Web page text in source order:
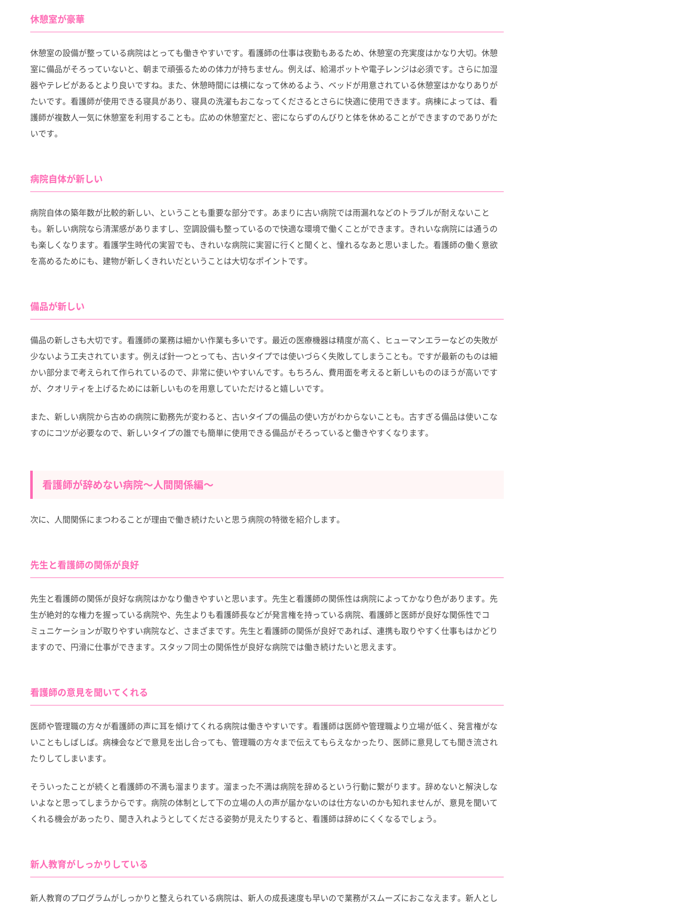
休憩室が豪華
休憩室の設備が整っている病院はとっても働きやすいです。看護師の仕事は夜勤もあるため、休憩室の充実度はかなり大切。休憩
室に備品がそろっていないと、朝まで頑張るための体力が持ちません。例えば、給湯ポットや電子レンジは必須です。さらに加湿
器やテレビがあるとより良いですね。また、休憩時間には横になって休めるよう、ベッドが用意されている休憩室はかなりありが
たいです。看護師が使用できる寝具があり、寝具の洗濯もおこなってくださるとさらに快適に使用できます。病棟によっては、看
護師が複数人一気に休憩室を利用することも。広めの休憩室だと、密にならずのんびりと体を休めることができますのでありがた
いです。
病院自体が新しい
病院自体の築年数が比較的新しい、ということも重要な部分です。あまりに古い病院では雨漏れなどのトラブルが耐えないこと
も。新しい病院なら清潔感がありますし、空調設備も整っているので快適な環境で働くことができます。きれいな病院には通うの
も楽しくなります。看護学生時代の実習でも、きれいな病院に実習に行くと聞くと、憧れるなあと思いました。看護師の働く意欲
を高めるためにも、建物が新しくきれいだということは大切なポイントです。
備品が新しい
備品の新しさも大切です。看護師の業務は細かい作業も多いです。最近の医療機器は精度が高く、ヒューマンエラーなどの失敗が
少ないよう工夫されています。例えば針一つとっても、古いタイプでは使いづらく失敗してしまうことも。ですが最新のものは細
かい部分まで考えられて作られているので、非常に使いやすいんです。もちろん、費用面を考えると新しいもののほうが高いです
が、クオリティを上げるためには新しいものを用意していただけると嬉しいです。
また、新しい病院から古めの病院に勤務先が変わると、古いタイプの備品の使い方がわからないことも。古すぎる備品は使いこな
すのにコツが必要なので、新しいタイプの誰でも簡単に使用できる備品がそろっていると働きやすくなります。
看護師が辞めない病院～人間関係編～
次に、人間関係にまつわることが理由で働き続けたいと思う病院の特徴を紹介します。
先生と看護師の関係が良好
先生と看護師の関係が良好な病院はかなり働きやすいと思います。先生と看護師の関係性は病院によってかなり色があります。先
生が絶対的な権力を握っている病院や、先生よりも看護師長などが発言権を持っている病院、看護師と医師が良好な関係性でコ
ミュニケーションが取りやすい病院など、さまざまです。先生と看護師の関係が良好であれば、連携も取りやすく仕事もはかどり
ますので、円滑に仕事ができます。スタッフ同士の関係性が良好な病院では働き続けたいと思えます。
看護師の意見を聞いてくれる
医師や管理職の方々が看護師の声に耳を傾けてくれる病院は働きやすいです。看護師は医師や管理職より立場が低く、発言権がな
いこともしばしば。病棟会などで意見を出し合っても、管理職の方々まで伝えてもらえなかったり、医師に意見しても聞き流され
たりしてしまいます。
そういったことが続くと看護師の不満も溜まります。溜まった不満は病院を辞めるという行動に繋がります。辞めないと解決しな
いよなと思ってしまうからです。病院の体制として下の立場の人の声が届かないのは仕方ないのかも知れませんが、意見を聞いて
くれる機会があったり、聞き入れようとしてくださる姿勢が見えたりすると、看護師は辞めにくくなるでしょう。
新人教育がしっかりしている
新人教育のプログラムがしっかりと整えられている病院は、新人の成長速度も早いので業務がスムーズにおこなえます。新人とし